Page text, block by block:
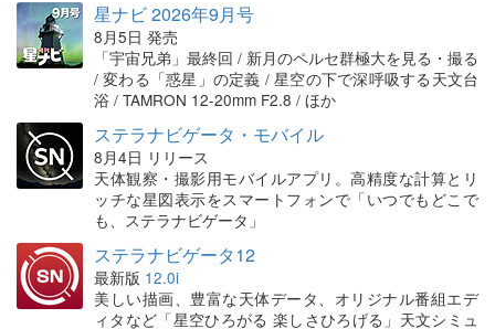
星ナビ 2026年9月号
8月5日 発売
「宇宙兄弟」最終回 / 新月のペルセ群極大を見る・撮る
/ 変わる「惑星」の定義 / 星空の下で深呼吸する天文台
浴 / TAMRON 12-20mm F2.8 / ほか
ステラナビゲータ・モバイル
8月4日 リリース
天体観察・撮影用モバイルアプリ。高精度な計算とリ
ッチな星図表示をスマートフォンで「いつでもどこで
も、ステラナビゲータ」
ステラナビゲータ12
最新版 12.0i
美しい描画、豊富な天体データ、オリジナル番組エデ
ィタなど「星空ひろがる 楽しさひろげる」天文シミュ